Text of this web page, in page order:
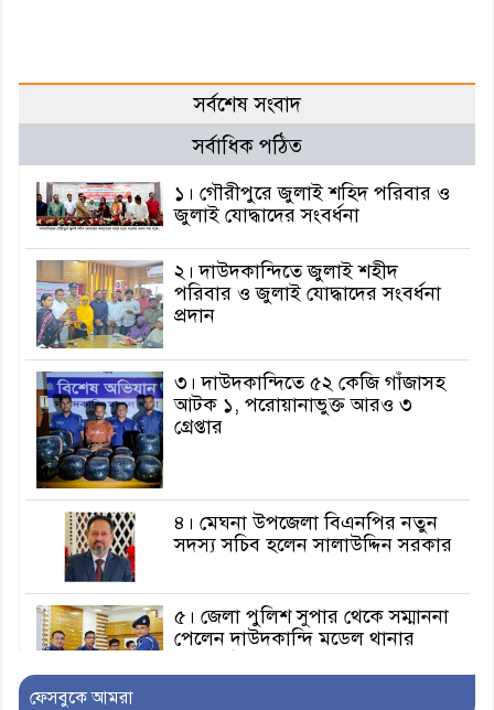
সর্বশেষ সংবাদ
সর্বাধিক পঠিত
১। গৌরীপুরে জুলাই শহিদ পরিবার ও
জুলাই যোদ্ধাদের সংবর্ধনা
২। দাউদকান্দিতে জুলাই শহীদ
পরিবার ও জুলাই যোদ্ধাদের সংবর্ধনা
প্রদান
৩। দাউদকান্দিতে ৫২ কেজি গাঁজাসহ
আটক ১, পরোয়ানাভুক্ত আরও ৩
গ্রেপ্তার
৪। মেঘনা উপজেলা বিএনপির নতুন
সদস্য সচিব হলেন সালাউদ্দিন সরকার
৫। জেলা পুলিশ সুপার থেকে সম্মাননা
পেলেন দাউদকান্দি মডেল থানার
ফেসবুকে আমরা